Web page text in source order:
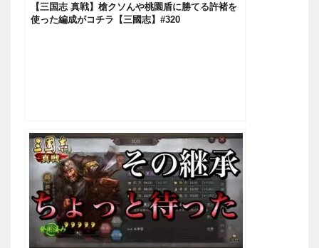
【三国志 真戦】槍クソんや桃園盾に勝てる許褚を
使った編成がコチラ【三國志】#320